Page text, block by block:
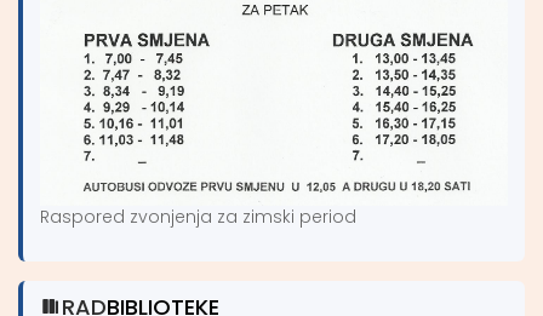
Raspored zvonjenja za zimski period
RADBIBLIOTEKE